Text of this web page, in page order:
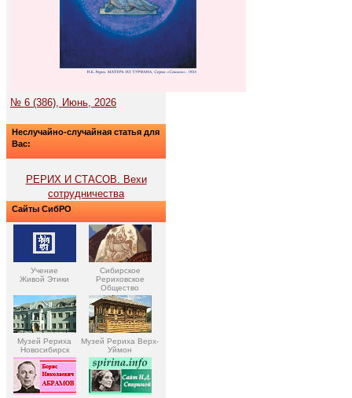
№ 6 (386), Июнь, 2026
Неслучайно-случайная статья для
Вас:
РЕРИХ И СТАСОВ. Вехи
сотрудничества
Сайты СибРО
Учение
Живой Этики
Сибирское
Рериховское
Общество
Музей Рериха
Новосибирск
Музей Рериха Верх-
Уймон